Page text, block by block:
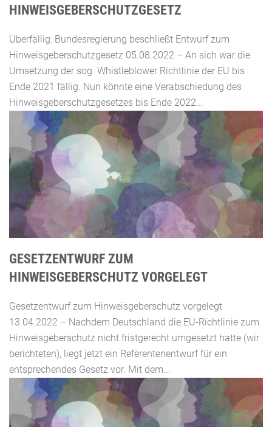
INWEISGEBERSCHUTZGESETZ
Überfällig: Bundesregierung beschließt Entwurf zum
Hinweisgeberschutzgesetz 05.08.2022 – An sich war die
Umsetzung der sog. Whistleblower Richtlinie der EU bis
Ende 2021 fällig. Nun könnte eine Verabschiedung des
Hinweisgeberschutzgesetzes bis Ende 2022...
GESETZENTWURF ZUM
HINWEISGEBERSCHUTZ VORGELEGT
Gesetzentwurf zum Hinweisgeberschutz vorgelegt
13.04.2022 – Nachdem Deutschland die EU-Richtlinie zum
Hinweisgeberschutz nicht fristgerecht umgesetzt hatte (wir
berichteten), liegt jetzt ein Referentenentwurf für ein
entsprechendes Gesetz vor. Mit dem...